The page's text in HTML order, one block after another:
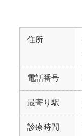
住所
電話番号
最寄り駅
診療時間